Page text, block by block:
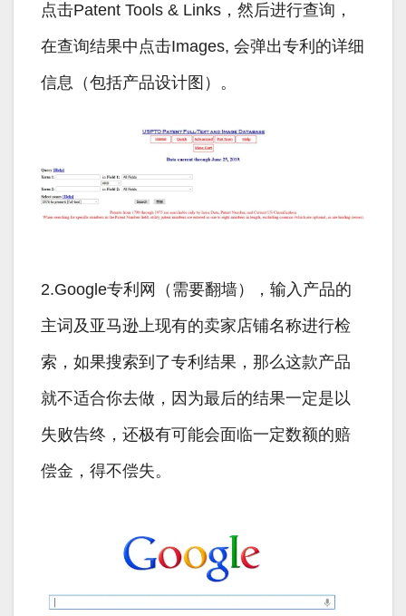
点击Patent Tools & Links，然后进行查询，
在查询结果中点击Images, 会弹出专利的详细
信息（包括产品设计图）。
2.Google专利网（需要翻墙），输入产品的
主词及亚马逊上现有的卖家店铺名称进行检
索，如果搜索到了专利结果，那么这款产品
就不适合你去做，因为最后的结果一定是以
失败告终，还极有可能会面临一定数额的赔
偿金，得不偿失。